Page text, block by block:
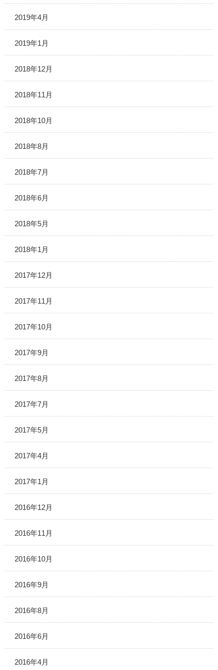
2019年4月
2019年1月
2018年12月
2018年11月
2018年10月
2018年8月
2018年7月
2018年6月
2018年5月
2018年1月
2017年12月
2017年11月
2017年10月
2017年9月
2017年8月
2017年7月
2017年5月
2017年4月
2017年1月
2016年12月
2016年11月
2016年10月
2016年9月
2016年8月
2016年6月
2016年4月